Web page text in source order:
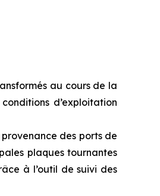
au cours de la
d’exploitation
des ports de
plaques tournantes
à l’outil de suivi des